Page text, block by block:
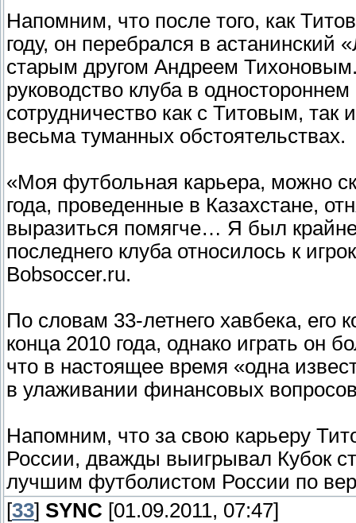
Напомним, что после того, как
году, он перебрался в астанинский
старым другом Андреем
руководство клуба в
сотрудничество как с Титовым,
весьма туманных обстоятельствах.
«Моя футбольная карьера, можно
года, проведенные в Казахстане,
выразиться помягче… Я был
последнего клуба относилось к
Bobsoccer.ru.
По словам 33-летнего хавбека, его
конца 2010 года, однако играть он
что в настоящее время «одна
в улаживании финансовых
Напомним, что за свою карьеру
России, дважды выигрывал Кубок
лучшим футболистом России по
[33] SYNC [01.09.2011, 07:47]